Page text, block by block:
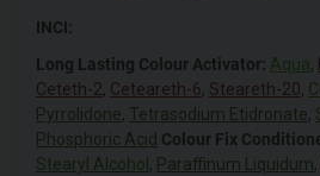
INCI:
Long Lasting Colour Activator: Aqua,
Ceteth-2, Ceteareth-6, Steareth-20,
Pyrrolidone, Tetrasodium Etidronate,
Phosphoric Acid Colour Fix
Stearyl Alcohol , Paraffinum Liquidum,